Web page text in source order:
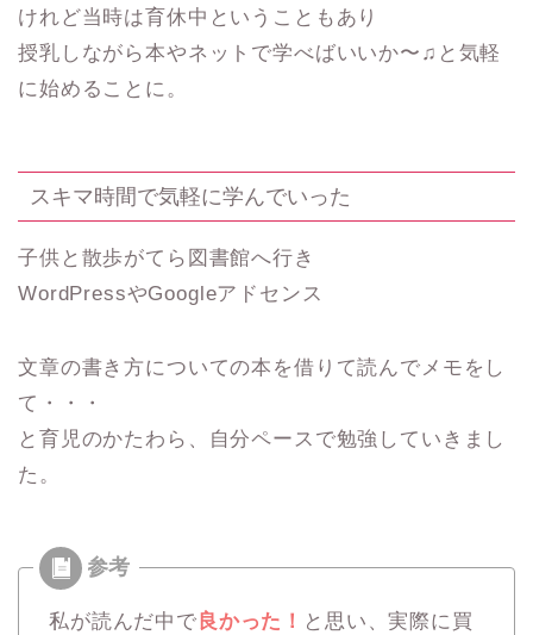
けれど当時は育休中ということもあり
授乳しながら本やネットで学べばいいか〜♫と気軽
に始めることに。
スキマ時間で気軽に学んでいった
子供と散歩がてら図書館へ行き
WordPressやGoogleアドセンス
文章の書き方についての本を借りて読んでメモをし
て・・・
と育児のかたわら、自分ペースで勉強していきまし
た。
私が読んだ中で 良かった！ と思い、実際に買